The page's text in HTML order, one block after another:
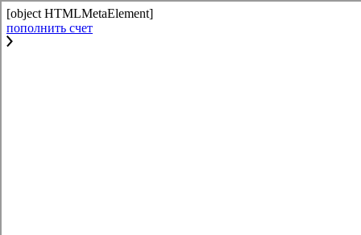
[object HTMLMetaElement]
пополнить счет